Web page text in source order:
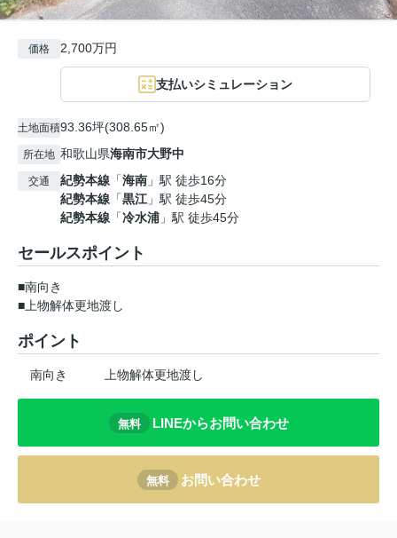
価格 2,700万円
支払いシミュレーション
土地面積93.36坪(308.65㎡)
所在地 和歌山県海南市大野中
交通 紀勢本線 「海南 」駅 徒歩16分
紀勢本線 「黒江」駅 徒歩45分
紀勢本線 「冷水浦 」駅 徒歩45分
セールスポイント
■南向き
■上物解体更地渡し
ポイント
南向き 上物解体更地渡し
無料 LINEからお問い合わせ
無料 お問い合わせ